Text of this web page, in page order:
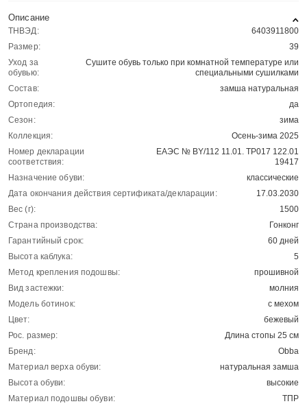
Описание
ТНВЭД:
6403911800
Размер:
39
Уход за
обувью:
Сушите обувь только при комнатной температуре или
специальными сушилками
Состав:
замша натуральная
Ортопедия:
да
Сезон:
зима
Коллекция:
Осень-зима 2025
Номер декларации
соответствия:
ЕАЭС № BY/112 11.01. ТР017 122.01
19417
Назначение обуви:
классические
Дата окончания действия сертификата/декларации:
17.03.2030
Вес (г):
1500
Страна производства:
Гонконг
Гарантийный срок:
60 дней
Высота каблука:
5
Метод крепления подошвы:
прошивной
Вид застежки:
молния
Модель ботинок:
с мехом
Цвет:
бежевый
Рос. размер:
Длина стопы 25 см
Бренд:
Obba
Материал верха обуви:
натуральная замша
Высота обуви:
высокие
Материал подошвы обуви:
ТПР